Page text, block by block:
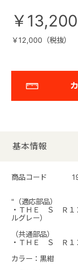
￥13,200
￥12,000（税抜）
基本情報
商品コード
"（適応部品）
・ＴＨＥ Ｓ Ｒ１
ルグレー）
（共通部品）
・ＴＨＥ Ｓ Ｒ１
カラー：黒紺